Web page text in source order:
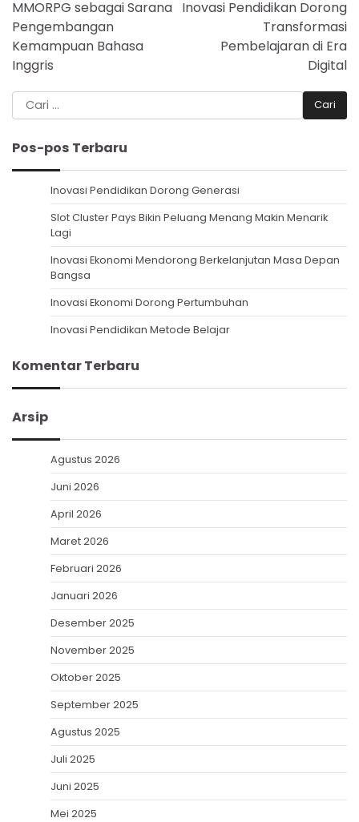
MMORPG sebagai Sarana
Pengembangan
Kemampuan Bahasa
Inggris
Inovasi Pendidikan Dorong
Transformasi
Pembelajaran di Era
Digital
Cari
untuk:
Pos-pos Terbaru
Inovasi Pendidikan Dorong Generasi
Slot Cluster Pays Bikin Peluang Menang Makin Menarik
Lagi
Inovasi Ekonomi Mendorong Berkelanjutan Masa Depan
Bangsa
Inovasi Ekonomi Dorong Pertumbuhan
Inovasi Pendidikan Metode Belajar
Komentar Terbaru
Arsip
Agustus 2026
Juni 2026
April 2026
Maret 2026
Februari 2026
Januari 2026
Desember 2025
November 2025
Oktober 2025
September 2025
Agustus 2025
Juli 2025
Juni 2025
Mei 2025